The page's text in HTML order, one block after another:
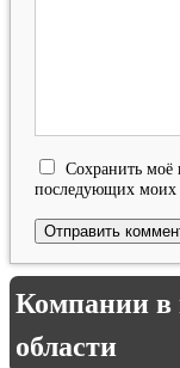
Сохранить моё
последующих моих
Компании в
области